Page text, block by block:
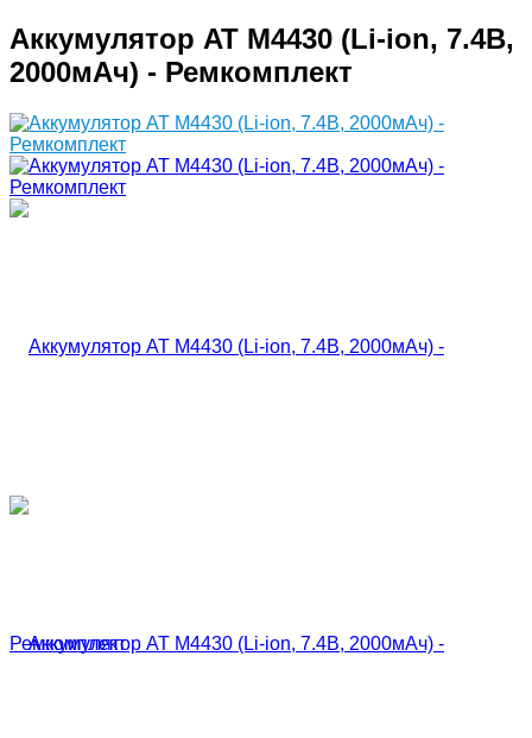
Аккумулятор AT М4430 (Li-ion, 7.4В,
2000мАч) - Ремкомплект